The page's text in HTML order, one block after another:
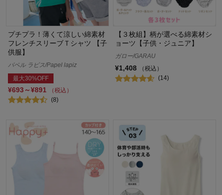
プチプラ！薄くて涼しい綿素材
フレンチスリーブＴシャツ 【子
供服】
パペル ラピス/Papel lapiz
最大30%OFF
¥693～¥891
（税込）
(8)
【３枚組】柄が選べる綿素材シ
ョーツ【子供・ジュニア】
ガロー/GARAU
¥1,408
（税込）
(14)